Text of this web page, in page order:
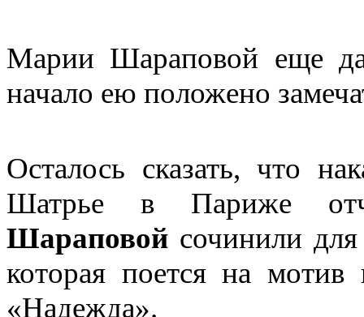
Марии Шараповой еще
начало ею положено
Осталось сказать, что
Шатрье в Париже
Шараповой сочинили
которая поется на
«Надежда».